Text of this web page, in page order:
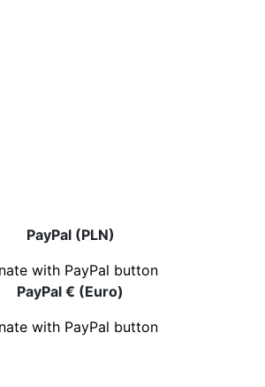
PayPal (PLN)
PayPal € (Euro)